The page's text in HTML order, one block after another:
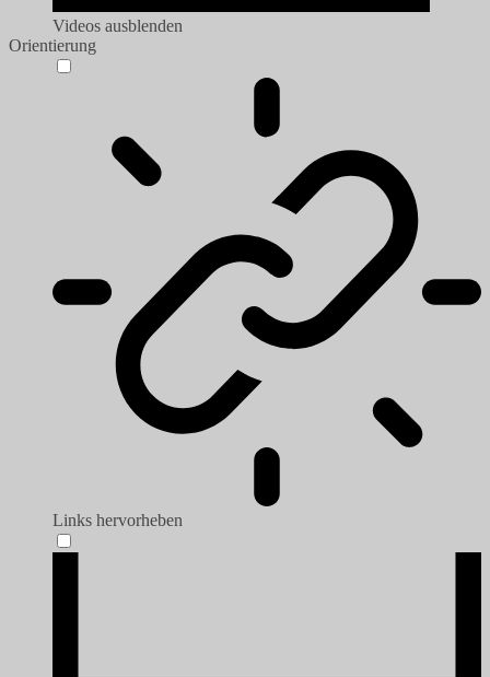
Videos ausblenden
Orientierung
Links hervorheben